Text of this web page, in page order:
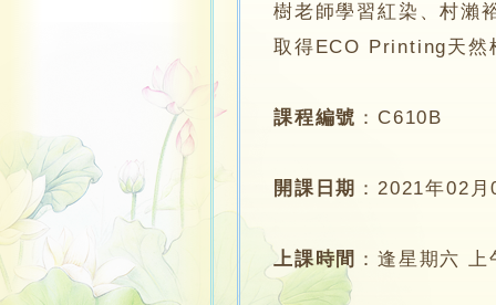
樹老師學習紅染、村瀨
取得ECO Printing天然
課程編號 ： C610B
開課日期 ：2021年02月
上課時間 ：逢星期六